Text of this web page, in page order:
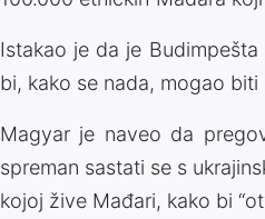
Istakao je da je
bi, kako se nada, mogao
Magyar je naveo da
spreman sastati se s
kojoj žive Mađari, kako bi